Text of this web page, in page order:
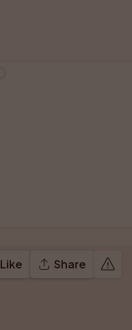
Like Share